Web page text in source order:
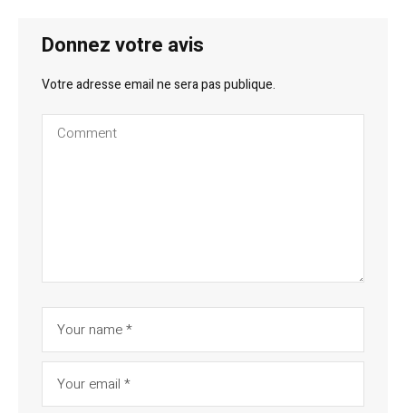
Donnez votre avis
Votre adresse email ne sera pas publique.